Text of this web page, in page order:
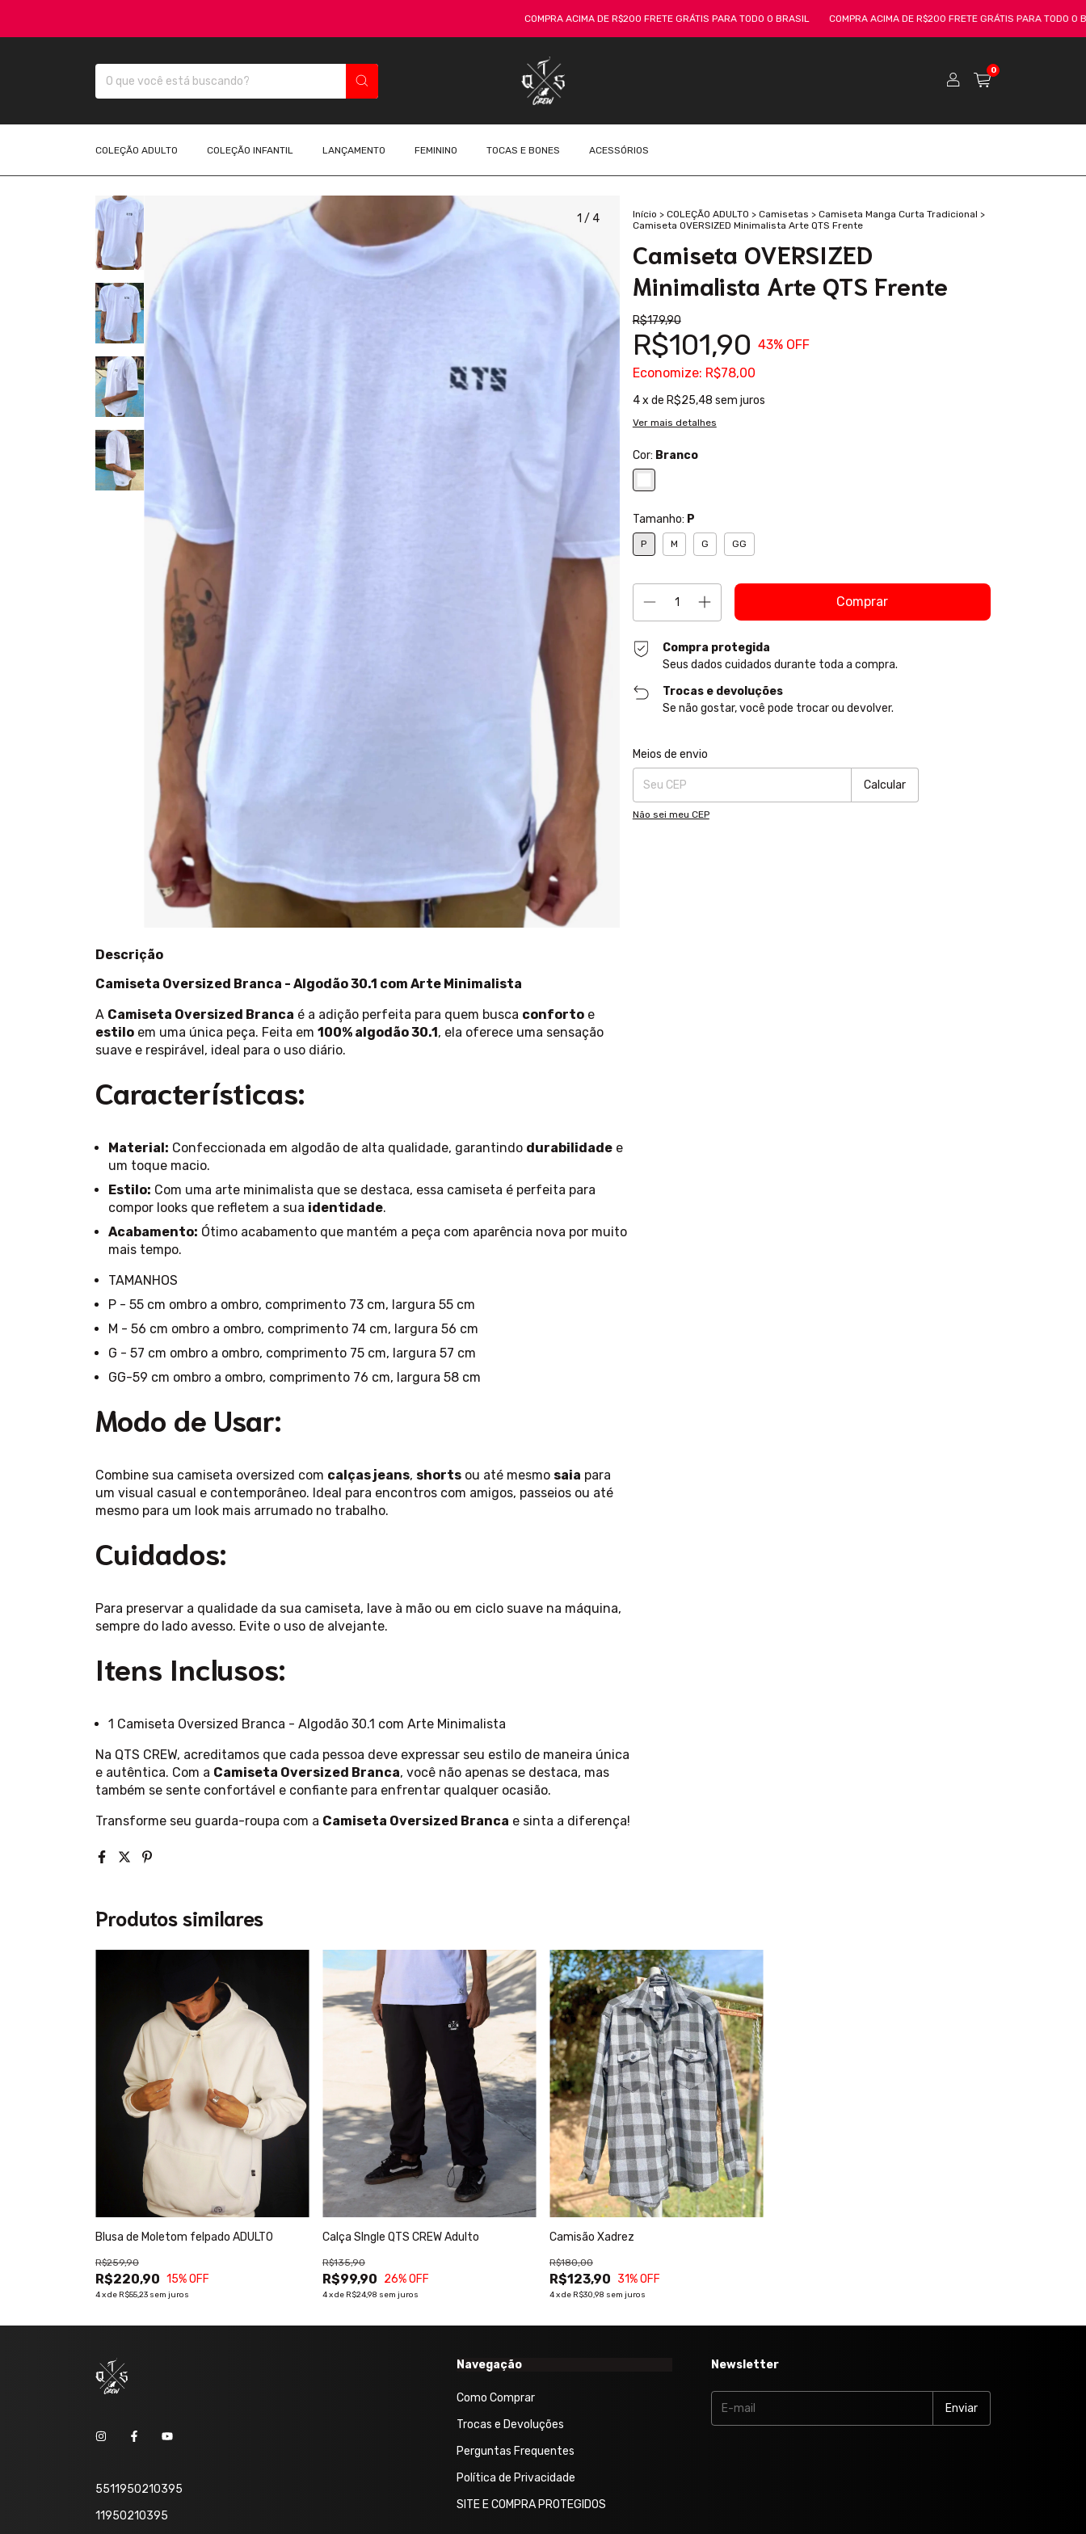
COMPRA ACIMA DE R$200 FRETE GRÁTIS PARA TODO O BRASIL COMPRA ACIMA DE R$200 FRETE GRÁTIS PARA TODO O BRASIL
0
COLEÇÃO ADULTO COLEÇÃO INFANTIL LANÇAMENTO FEMININO TOCAS E BONES ACESSÓRIOS
1 / 4 Início > COLEÇÃO ADULTO > Camisetas > Camiseta Manga Curta Tradicional >
Camiseta OVERSIZED Minimalista Arte QTS Frente
Camiseta OVERSIZED
Minimalista Arte QTS Frente
R$179,90
R$101,90 43% OFF
Economize: R$78,00
4x de R$25,48 sem juros
Ver mais detalhes
Cor: Branco
Tamanho: P
P M G GG
Compra protegida
Seus dados cuidados durante toda a compra.
Trocas e devoluções
Se não gostar, você pode trocar ou devolver.
Entregas para o CEP:
Meios de envio
Calcular
Não sei meu CEP
Descrição
Camiseta Oversized Branca - Algodão 30.1 com Arte Minimalista
A Camiseta Oversized Branca é a adição perfeita para quem busca conforto e
estilo em uma única peça. Feita em 100% algodão 30.1, ela oferece uma sensação
suave e respirável, ideal para o uso diário.
Características:
Material: Confeccionada em algodão de alta qualidade, garantindo durabilidade e
um toque macio.
Estilo: Com uma arte minimalista que se destaca, essa camiseta é perfeita para
compor looks que refletem a sua identidade.
Acabamento: Ótimo acabamento que mantém a peça com aparência nova por muito
mais tempo.
TAMANHOS
P - 55 cm ombro a ombro, comprimento 73 cm, largura 55 cm
M - 56 cm ombro a ombro, comprimento 74 cm, largura 56 cm
G - 57 cm ombro a ombro, comprimento 75 cm, largura 57 cm
GG-59 cm ombro a ombro, comprimento 76 cm, largura 58 cm
Modo de Usar:
Combine sua camiseta oversized com calças jeans, shorts ou até mesmo saia para
um visual casual e contemporâneo. Ideal para encontros com amigos, passeios ou até
mesmo para um look mais arrumado no trabalho.
Cuidados:
Para preservar a qualidade da sua camiseta, lave à mão ou em ciclo suave na máquina,
sempre do lado avesso. Evite o uso de alvejante.
Itens Inclusos:
1 Camiseta Oversized Branca - Algodão 30.1 com Arte Minimalista
Na QTS CREW, acreditamos que cada pessoa deve expressar seu estilo de maneira única
e autêntica. Com a Camiseta Oversized Branca, você não apenas se destaca, mas
também se sente confortável e confiante para enfrentar qualquer ocasião.
Transforme seu guarda-roupa com a Camiseta Oversized Branca e sinta a diferença!
Produtos similares
Blusa de Moletom felpado ADULTO
R$220,90
R$259,90
15% OFF
4xde R$55,23 sem juros
Calça SIngle QTS CREW Adulto
R$99,90
R$135,90
26% OFF
4xde R$24,98 sem juros
Camisão Xadrez
R$123,90
R$180,00
31% OFF
4xde R$30,98 sem juros
5511950210395
11950210395
Navegação
Como Comprar
Trocas e Devoluções
Perguntas Frequentes
Política de Privacidade
SITE E COMPRA PROTEGIDOS
Newsletter